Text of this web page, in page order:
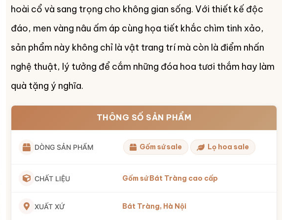
hoài cổ và sang trọng cho không gian sống. Với thiết kế độc
đáo, men vàng nâu ấm áp cùng họa tiết khắc chìm tinh xảo,
sản phẩm này không chỉ là vật trang trí mà còn là điểm nhấn
nghệ thuật, lý tưởng để cắm những đóa hoa tươi thắm hay làm
quà tặng ý nghĩa.
THÔNG SỐ SẢN PHẨM
DÒNG SẢN PHẨM Gốm sứ sale Lọ hoa sale
CHẤT LIỆU Gốm sứ Bát Tràng cao cấp
XUẤT XỨ Bát Tràng, Hà Nội